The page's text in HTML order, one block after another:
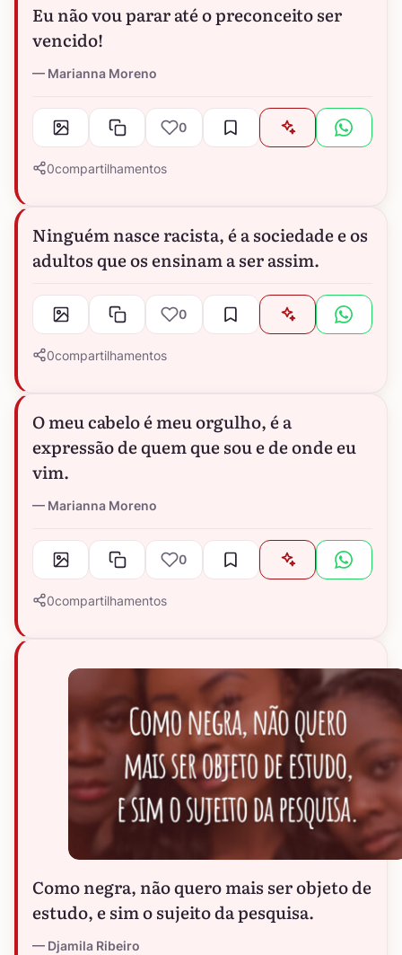
Eu não vou parar até o preconceito ser
vencido!
Marianna Moreno
0
0compartilhamentos
Ninguém nasce racista, é a sociedade e os
adultos que os ensinam a ser assim.
0
0compartilhamentos
O meu cabelo é meu orgulho, é a
expressão de quem que sou e de onde eu
vim.
Marianna Moreno
0
0compartilhamentos
Como negra, não quero mais ser objeto de
estudo, e sim o sujeito da pesquisa.
Djamila Ribeiro